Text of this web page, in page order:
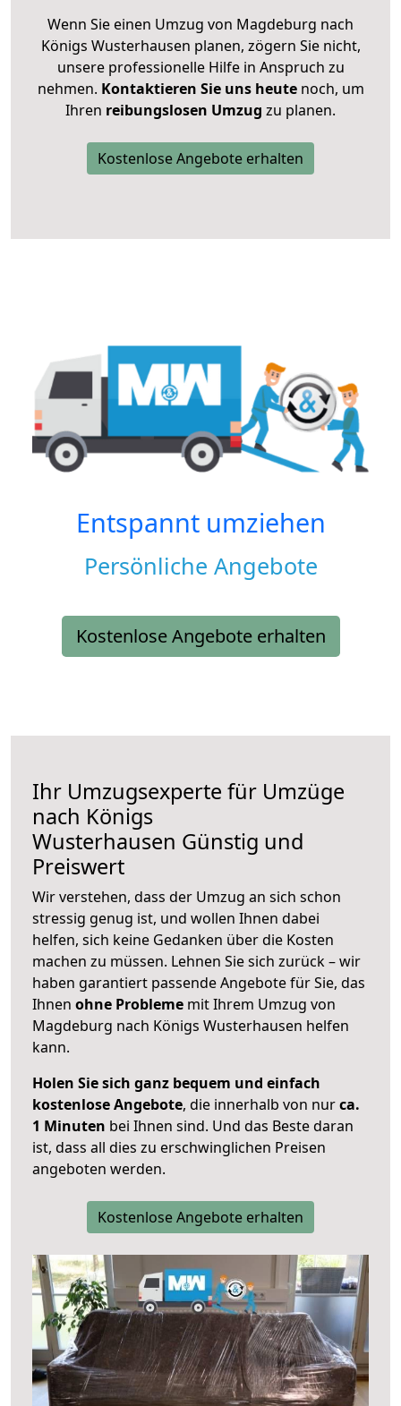
Wenn Sie einen Umzug von Magdeburg nach
Königs Wusterhausen planen, zögern Sie nicht,
unsere professionelle Hilfe in Anspruch zu
nehmen. Kontaktieren Sie uns heutenoch, um
Ihren reibungslosen Umzug zu planen.
Kostenlose Angebote erhalten
Entspannt umziehen
Persönliche Angebote
Kostenlose Angebote erhalten
Ihr Umzugsexperte für Umzüge
nach Königs
Wusterhausen Günstig und
Preiswert
Wir verstehen, dass der Umzug an sich schon
stressig genug ist, und wollen Ihnen dabei
helfen, sich keine Gedanken über die Kosten
machen zu müssen. Lehnen Sie sich zurück – wir
haben garantiert passende Angebote für Sie, das
Ihnen ohne Probleme mit Ihrem Umzug von
Magdeburg nach Königs Wusterhausen helfen
kann.
Holen Sie sich ganz bequem und einfach
kostenlose Angebote, die innerhalb von nurca.
1 Minuten bei Ihnen sind. Und das Beste daran
ist, dass all dies zu erschwinglichen Preisen
angeboten werden.
Kostenlose Angebote erhalten